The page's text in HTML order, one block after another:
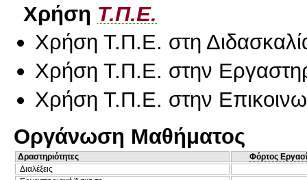
Χρήση Τ.Π.Ε.
Χρήση Τ.Π.Ε. στη
Χρήση Τ.Π.Ε. στην
Χρήση Τ.Π.Ε. στην
Οργάνωση Μαθήματος
Δραστηριότητες
Φόρτος
Διαλέξεις